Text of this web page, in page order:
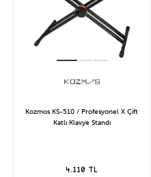
Kozmos KS-510 / Profesyonel X Çift
Katlı Klavye Standı
4.110 TL